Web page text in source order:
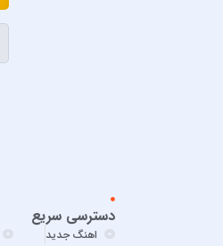
دسترسی سریع
اهنگ جدید